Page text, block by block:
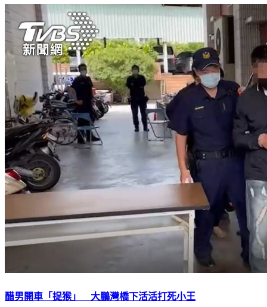
醋男開車「捉猴」 大鵬灣橋下活活打死小王